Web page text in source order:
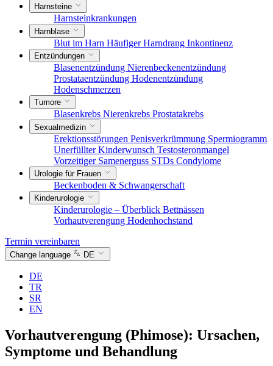
Harnsteine
Harnsteinkrankungen
Harnblase
Blut im Harn Häufiger Harndrang Inkontinenz
Entzündungen
Blasenentzündung Nierenbeckenentzündung
Prostataentzündung Hodenentzündung
Hodenschmerzen
Tumore
Blasenkrebs Nierenkrebs Prostatakrebs
Sexualmedizin
Erektionsstörungen Penisverkrümmung Spermiogramm
Unerfüllter Kinderwunsch Testosteronmangel
Vorzeitiger Samenerguss STDs Condylome
Urologie für Frauen
Beckenboden & Schwangerschaft
Kinderurologie
Kinderurologie – Überblick Bettnässen
Vorhautverengung Hodenhochstand
Termin vereinbaren
Change language DE
DE
TR
SR
EN
Vorhautverengung (Phimose): Ursachen,
Symptome und Behandlung